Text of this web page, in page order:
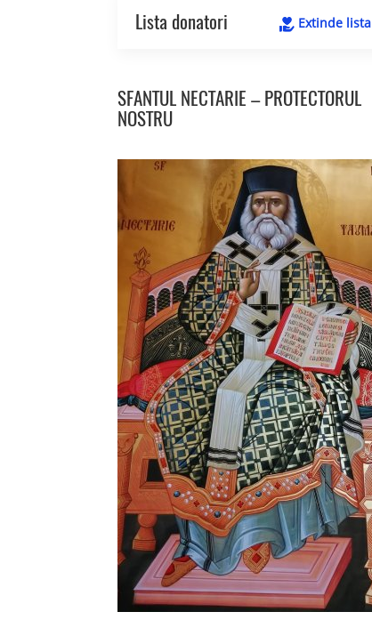
Lista donatori Extinde lista
SFANTUL NECTARIE – PROTECTORUL
NOSTRU